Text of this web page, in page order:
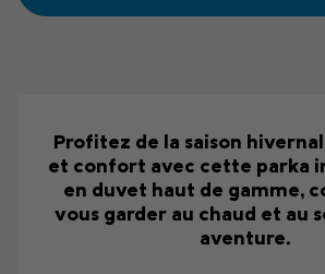
Profitez de la saison
et confort avec cette parka
en duvet haut de gamme,
vous garder au chaud et au
aventure.